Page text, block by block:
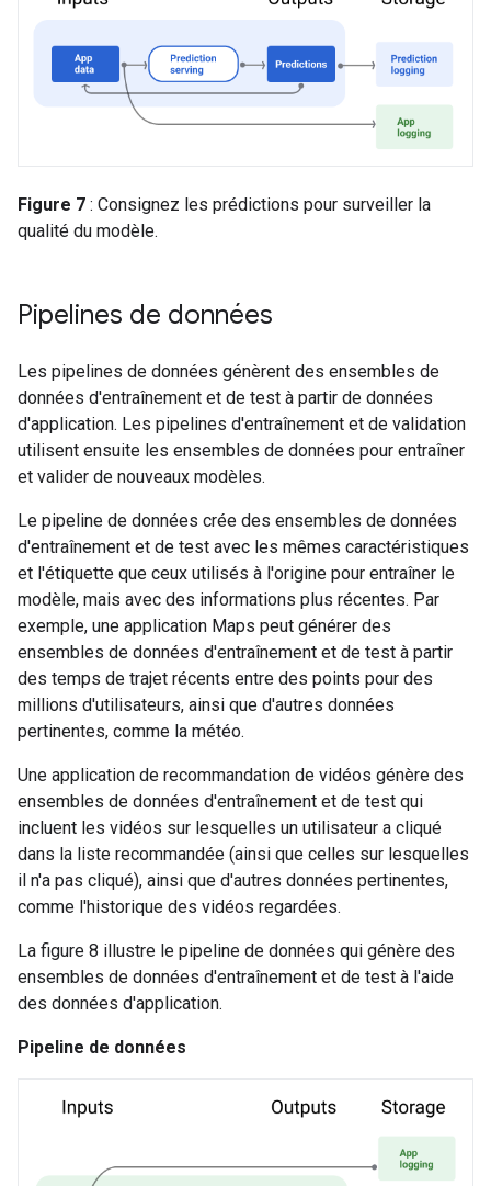
Figure 7 : Consignez les prédictions pour surveiller la
qualité du modèle.
Pipelines de données
Les pipelines de données génèrent des ensembles de
données d'entraînement et de test à partir de données
d'application. Les pipelines d'entraînement et de validation
utilisent ensuite les ensembles de données pour entraîner
et valider de nouveaux modèles.
Le pipeline de données crée des ensembles de données
d'entraînement et de test avec les mêmes caractéristiques
et l'étiquette que ceux utilisés à l'origine pour entraîner le
modèle, mais avec des informations plus récentes. Par
exemple, une application Maps peut générer des
ensembles de données d'entraînement et de test à partir
des temps de trajet récents entre des points pour des
millions d'utilisateurs, ainsi que d'autres données
pertinentes, comme la météo.
Une application de recommandation de vidéos génère des
ensembles de données d'entraînement et de test qui
incluent les vidéos sur lesquelles un utilisateur a cliqué
dans la liste recommandée (ainsi que celles sur lesquelles
il n'a pas cliqué), ainsi que d'autres données pertinentes,
comme l'historique des vidéos regardées.
La figure 8 illustre le pipeline de données qui génère des
ensembles de données d'entraînement et de test à l'aide
des données d'application.
Pipeline de données